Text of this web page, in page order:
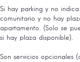
Si hay parking y no
comunitario y no hay
apartamento. (Solo se
si hay plaza disponible).
Son servicios opcionales